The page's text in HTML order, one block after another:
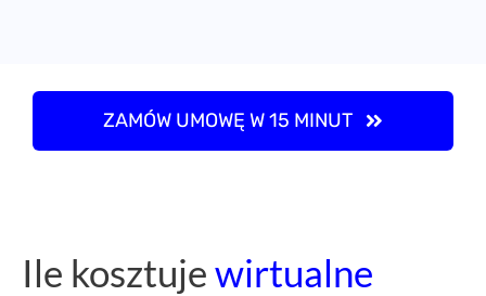
ZAMÓW UMOWĘ W 15 MINUT
Ile kosztujewirtualne